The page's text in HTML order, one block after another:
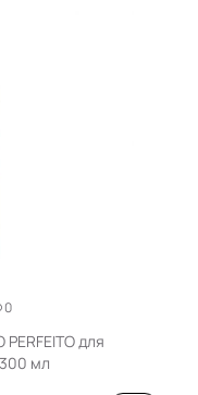
0
для
мл